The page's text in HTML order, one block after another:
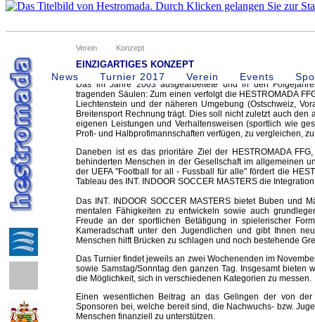
News Turnier 2017 Verein Events
Verein Konzept
EINZIGARTIGES KONZEPT
Das im Jahre 2003 ausgearbeitete und in den
tragenden Säulen: Zum einen verfolgt die HESTROMADA
Liechtenstein und der näheren Umgebung (Ostschweiz,
Breitensport Rechnung trägt. Dies soll nicht zuletzt auch
eigenen Leistungen und Verhaltensweisen (sportlich wie
Profi- und Halbprofimannschaften verfügen, zu vergleichen,
Daneben ist es das prioritäre Ziel der HESTROMADA
behinderten Menschen in der Gesellschaft im allgemeinen
der UEFA "Football for all - Fussball für alle" fördert die
Tableau des INT. INDOOR SOCCER MASTERS die
Das INT. INDOOR SOCCER MASTERS bietet Buben und
mentalen Fähigkeiten zu entwickeln sowie auch
Freude an der sportlichen Betätigung in spielerischer
Kameradschaft unter den Jugendlichen und gibt Ihnen
Menschen hilft Brücken zu schlagen und noch bestehende
Das Turnier findet jeweils an zwei Wochenenden im
sowie Samstag/Sonntag den ganzen Tag. Insgesamt bieten
die Möglichkeit, sich in verschiedenen Kategorien zu messen.
Einen wesentlichen Beitrag an das Gelingen der von
Sponsoren bei, welche bereit sind, die Nachwuchs- bzw.
Menschen finanziell zu unterstützen.